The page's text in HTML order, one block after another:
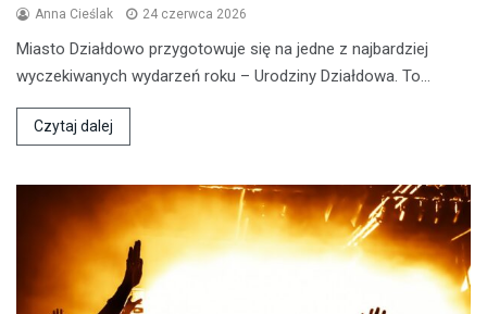
Anna Cieślak 24 czerwca 2026
Miasto Działdowo przygotowuje się na jedne z najbardziej
wyczekiwanych wydarzeń roku – Urodziny Działdowa. To…
Czytaj dalej